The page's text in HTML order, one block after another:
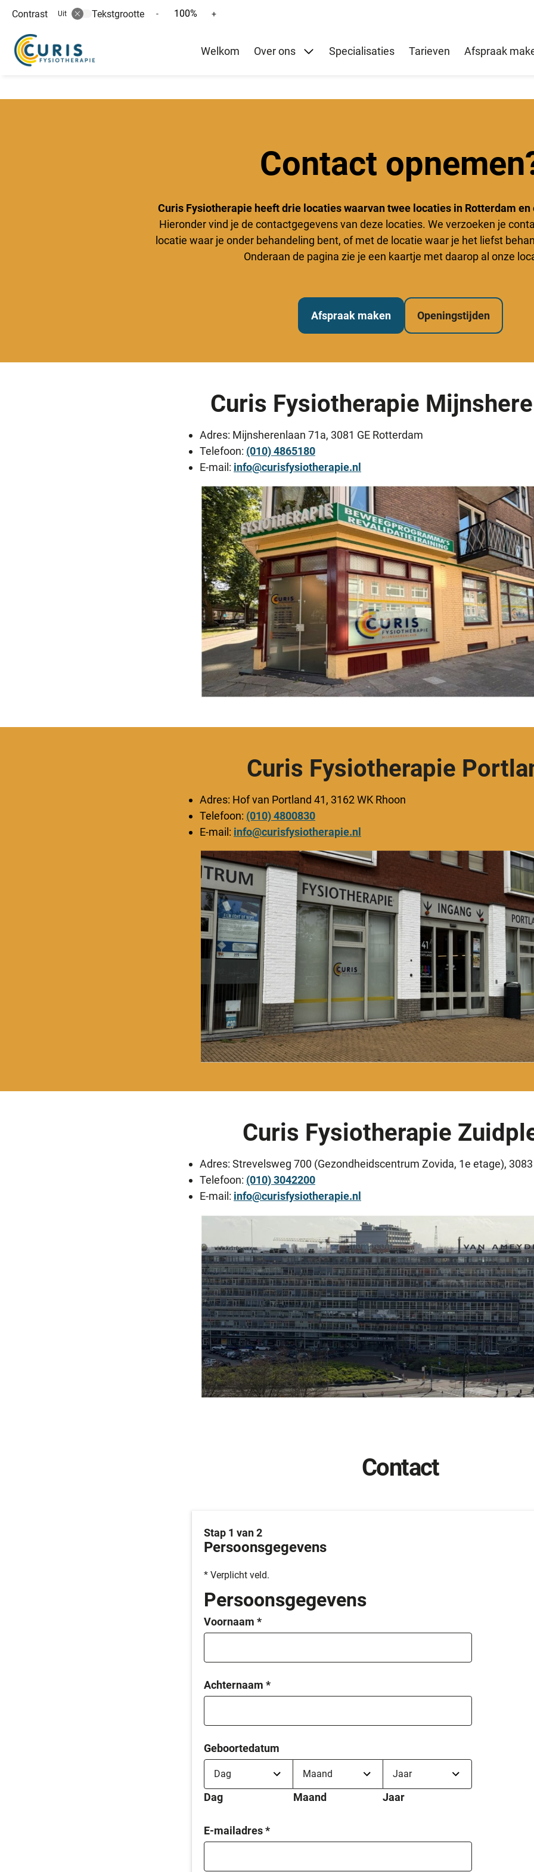
Contrast Uit Tekstgrootte
Tekst
- 100%
Tekst
10%
+
menu
Welkom Over ons Submenu: Over ons
Specialisaties Tarieven Afspraak
Contact
Curis Fysiotherapie heeft drie locaties waarvan twee locaties in Rotterdam
Hieronder vind je de contactgegevens van deze locaties. We verzoeken je
locatie waar je onder behandeling bent, of met de locatie waar je het liefst
Onderaan de pagina zie je een kaartje met daarop al onze
Afspraak maken Openingstijden
Curis Fysiotherapie
Adres: Mijnsherenlaan 71a, 3081 GE Rotterdam
Telefoon: (010) 4865180
E-mail: info@curisfysiotherapie.nl
Curis Fysiotherapie
Adres: Hof van Portland 41, 3162 WK Rhoon
Telefoon: (010) 4800830
E-mail: info@curisfysiotherapie.nl
Curis Fysiotherapie
Adres: Strevelsweg 700 (Gezondheidscentrum Zovida, 1e etage),
Telefoon: (010) 3042200
E-mail: info@curisfysiotherapie.nl
Contact
Stap 1 van 2
Persoonsgegevens
* Verplicht veld.
Persoonsgegevens
Voornaam *
Achternaam *
Geboortedatum
Dag Maand Jaar
E-mailadres*